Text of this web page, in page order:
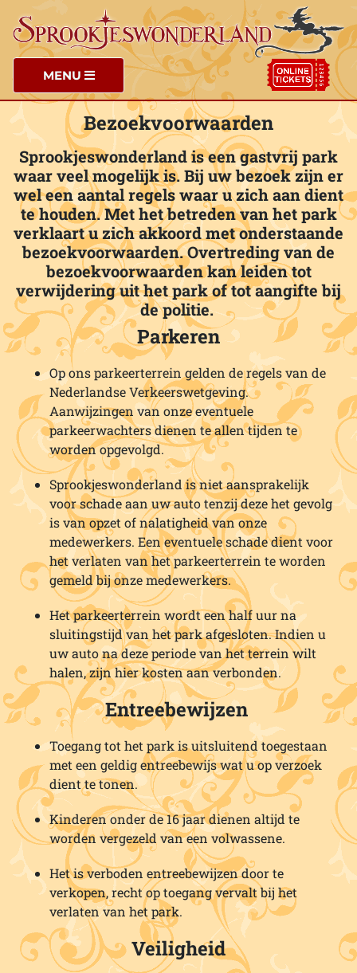
MENU
Bezoekvoorwaarden
Sprookjeswonderland is een gastvrij park
waar veel mogelijk is. Bij uw bezoek zijn er
wel een aantal regels waar u zich aan dient
te houden. Met het betreden van het park
verklaart u zich akkoord met onderstaande
bezoekvoorwaarden. Overtreding van de
bezoekvoorwaarden kan leiden tot
verwijdering uit het park of tot aangifte bij
de politie.
Parkeren
Op ons parkeerterrein gelden de regels van de
Nederlandse Verkeerswetgeving.
Aanwijzingen van onze eventuele
parkeerwachters dienen te allen tijden te
worden opgevolgd.
Sprookjeswonderland is niet aansprakelijk
voor schade aan uw auto tenzij deze het gevolg
is van opzet of nalatigheid van onze
medewerkers. Een eventuele schade dient voor
het verlaten van het parkeerterrein te worden
gemeld bij onze medewerkers.
Het parkeerterrein wordt een half uur na
sluitingstijd van het park afgesloten. Indien u
uw auto na deze periode van het terrein wilt
halen, zijn hier kosten aan verbonden.
Entreebewijzen
Toegang tot het park is uitsluitend toegestaan
met een geldig entreebewijs wat u op verzoek
dient te tonen.
Kinderen onder de 16 jaar dienen altijd te
worden vergezeld van een volwassene.
Het is verboden entreebewijzen door te
verkopen, recht op toegang vervalt bij het
verlaten van het park.
Veiligheid